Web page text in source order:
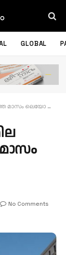
GLOBAL
സന്ദര്‍ശിക്കും
No Comments